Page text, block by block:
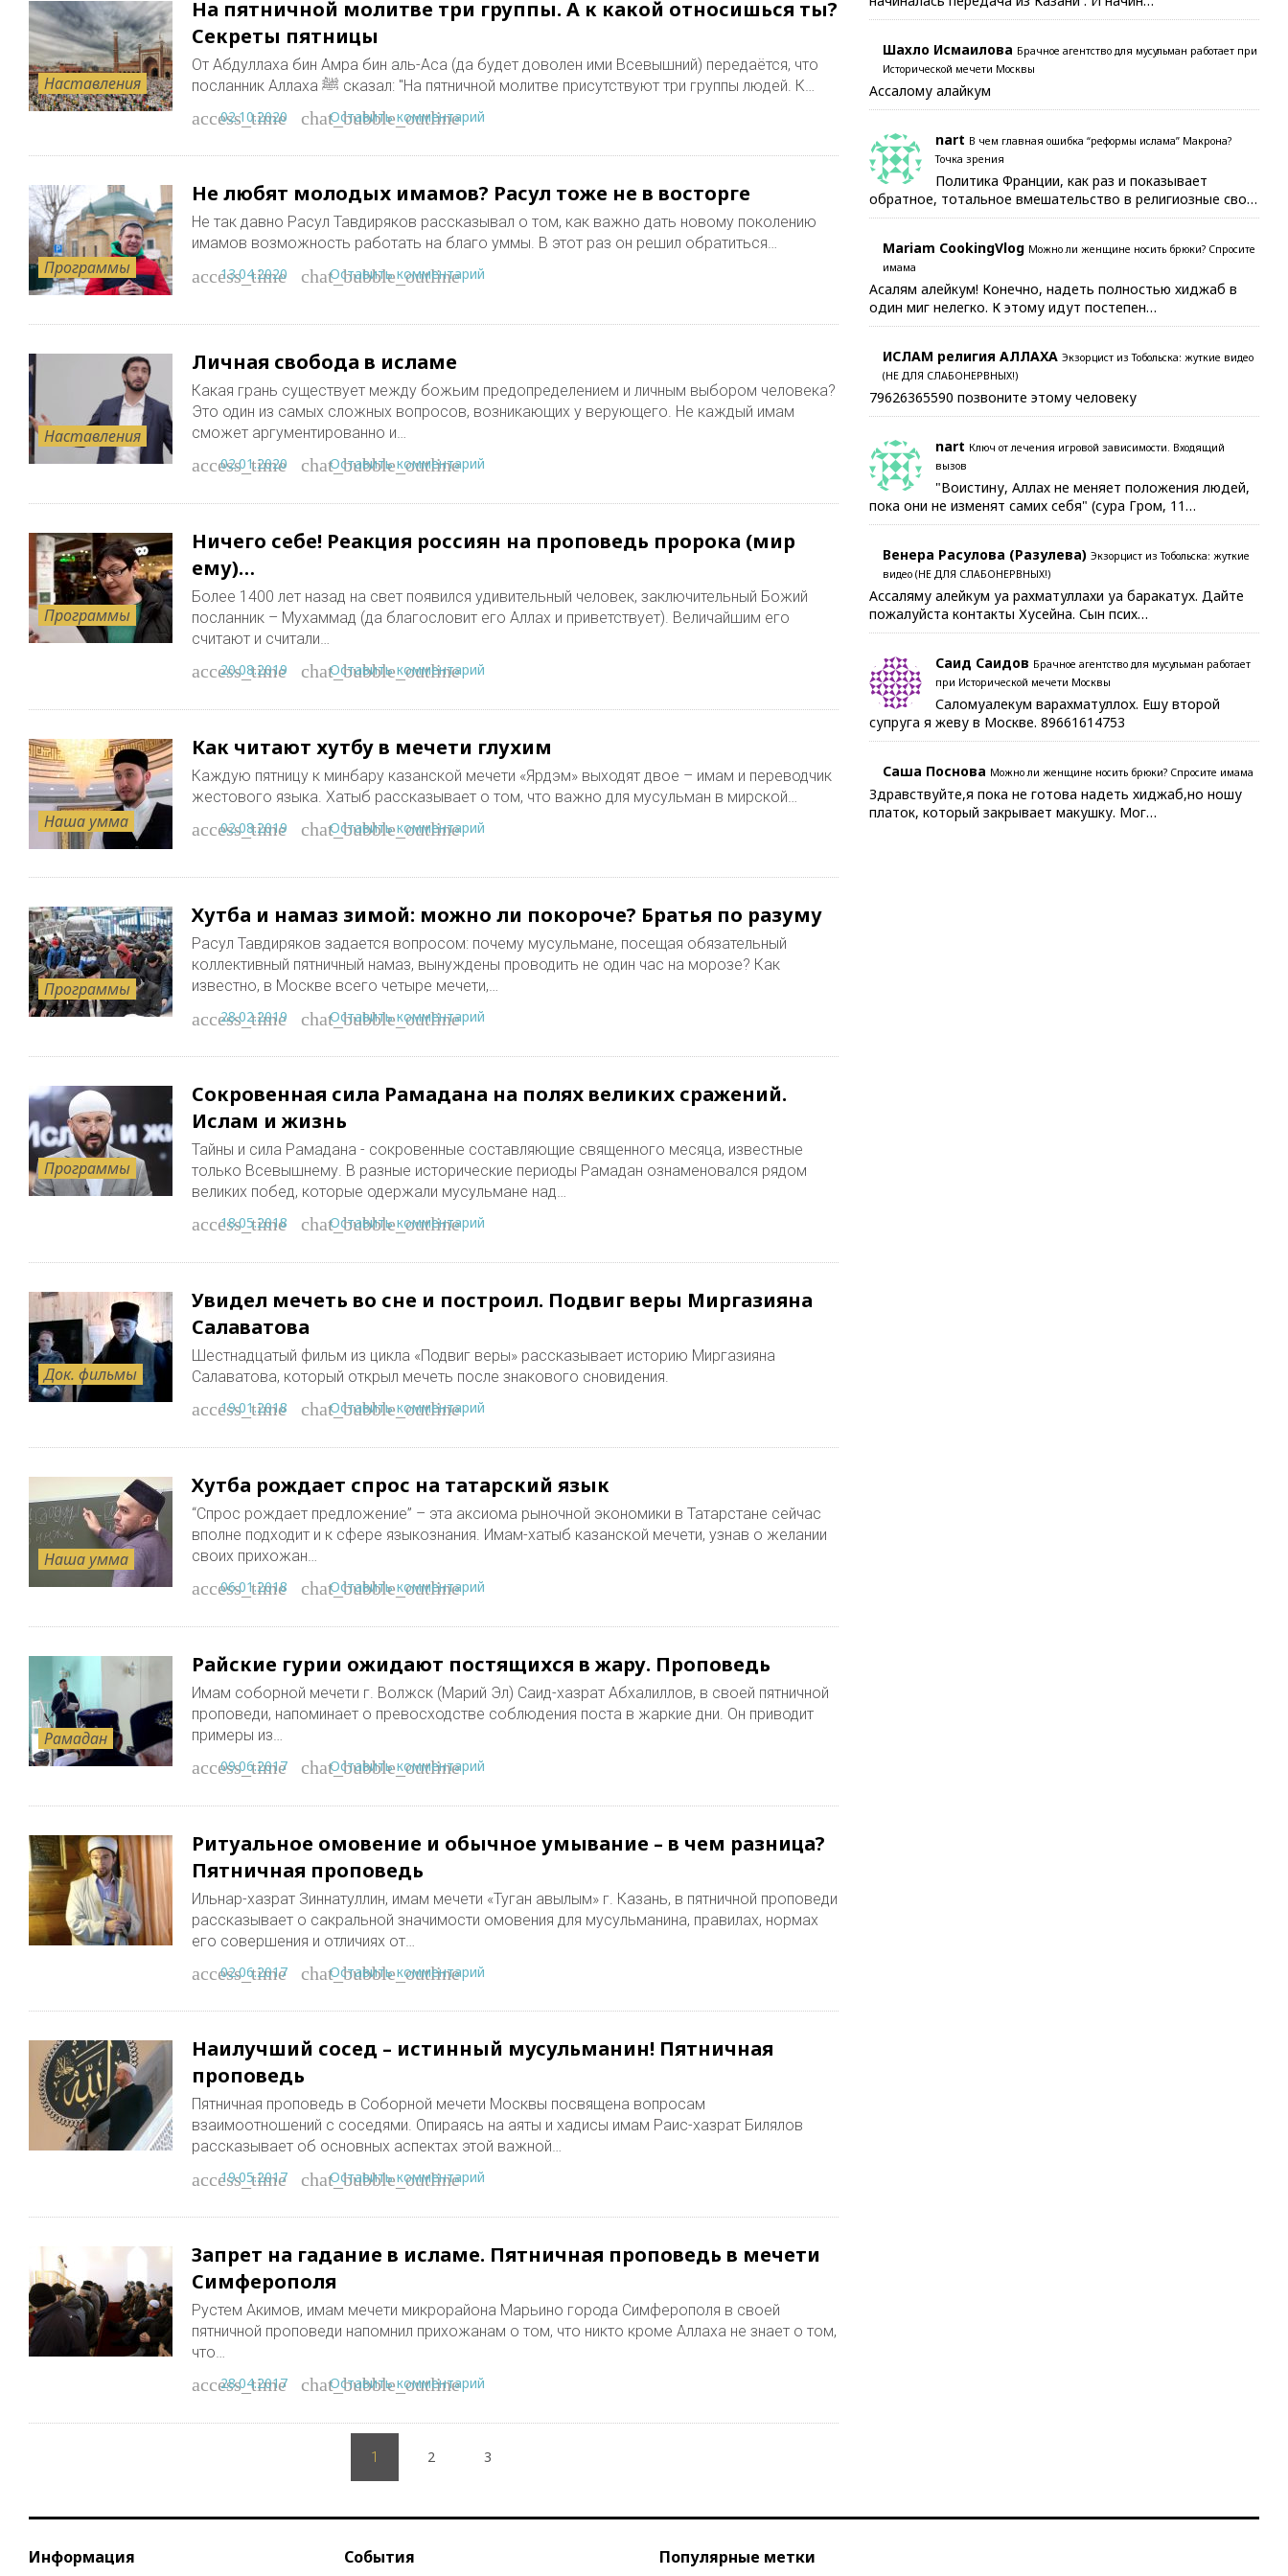
Наставления
На пятничной молитве три группы. А к какой относишься ты?
Секреты пятницы
От Абдуллаха бин Амра бин аль-Аса (да будет доволен ими Всевышний) передаётся, что
посланник Аллаха ﷺ сказал: "На пятничной молитве присутствуют три группы людей. К…
access_time
02.10.2020 chat_bubble_outline
Оставить комментарий
Программы
Не любят молодых имамов? Расул тоже не в восторге
Не так давно Расул Тавдиряков рассказывал о том, как важно дать новому поколению
имамов возможность работать на благо уммы. В этот раз он решил обратиться…
access_time
13.04.2020 chat_bubble_outline
Оставить комментарий
Наставления
Личная свобода в исламе
Какая грань существует между божьим предопределением и личным выбором человека?
Это один из самых сложных вопросов, возникающих у верующего. Не каждый имам
сможет аргументированно и…
access_time
02.01.2020 chat_bubble_outline
Оставить комментарий
Программы
Ничего себе! Реакция россиян на проповедь пророка (мир
ему)…
Более 1400 лет назад на свет появился удивительный человек, заключительный Божий
посланник – Мухаммад (да благословит его Аллах и приветствует). Величайшим его
считают и считали…
access_time
20.08.2019 chat_bubble_outline
Оставить комментарий
Наша умма
Как читают хутбу в мечети глухим
Каждую пятницу к минбару казанской мечети «Ярдэм» выходят двое – имам и переводчик
жестового языка. Хатыб рассказывает о том, что важно для мусульман в мирской…
access_time
02.08.2019 chat_bubble_outline
Оставить комментарий
Программы
Хутба и намаз зимой: можно ли покороче? Братья по разуму
Расул Тавдиряков задается вопросом: почему мусульмане, посещая обязательный
коллективный пятничный намаз, вынуждены проводить не один час на морозе? Как
известно, в Москве всего четыре мечети,…
access_time
28.02.2019 chat_bubble_outline
Оставить комментарий
Программы
Сокровенная сила Рамадана на полях великих сражений.
Ислам и жизнь
Тайны и сила Рамадана - сокровенные составляющие священного месяца, известные
только Всевышнему. В разные исторические периоды Рамадан ознаменовался рядом
великих побед, которые одержали мусульмане над…
access_time
18.05.2018 chat_bubble_outline
Оставить комментарий
Док. фильмы
Увидел мечеть во сне и построил. Подвиг веры Миргазияна
Салаватова
Шестнадцатый фильм из цикла «Подвиг веры» рассказывает историю Миргазияна
Салаватова, который открыл мечеть после знакового сновидения.
access_time
19.01.2018 chat_bubble_outline
Оставить комментарий
Наша умма
Хутба рождает спрос на татарский язык
“Спрос рождает предложение” – эта аксиома рыночной экономики в Татарстане сейчас
вполне подходит и к сфере языкознания. Имам-хатыб казанской мечети, узнав о желании
своих прихожан…
access_time
06.01.2018 chat_bubble_outline
Оставить комментарий
Рамадан
Райские гурии ожидают постящихся в жару. Проповедь
Имам соборной мечети г. Волжск (Марий Эл) Саид-хазрат Абхалиллов, в своей пятничной
проповеди, напоминает о превосходстве соблюдения поста в жаркие дни. Он приводит
примеры из…
access_time
09.06.2017 chat_bubble_outline
Оставить комментарий
Ритуальное омовение и обычное умывание – в чем разница?
Пятничная проповедь
Ильнар-хазрат Зиннатуллин, имам мечети «Туган авылым» г. Казань, в пятничной проповеди
рассказывает о сакральной значимости омовения для мусульманина, правилах, нормах
его совершения и отличиях от…
access_time
02.06.2017 chat_bubble_outline
Оставить комментарий
Наилучший сосед – истинный мусульманин! Пятничная
проповедь
Пятничная проповедь в Соборной мечети Москвы посвящена вопросам
взаимоотношений с соседями. Опираясь на аяты и хадисы имам Раис-хазрат Билялов
рассказывает об основных аспектах этой важной…
access_time
19.05.2017 chat_bubble_outline
Оставить комментарий
Запрет на гадание в исламе. Пятничная проповедь в мечети
Симферополя
Рустем Акимов, имам мечети микрорайона Марьино города Симферополя в своей
пятничной проповеди напомнил прихожанам о том, что никто кроме Аллаха не знает о том,
что…
access_time
28.04.2017 chat_bubble_outline
Оставить комментарий
1 2 3
Шахло Исмаилова Брачное агентство для мусульман работает при
Исторической мечети Москвы
Ассалому алайкум
nart В чем главная ошибка “реформы ислама” Макрона?
Точка зрения
Политика Франции, как раз и показывает
обратное, тотальное вмешательство в религиозные сво…
Mariam CookingVlog Можно ли женщине носить брюки? Спросите
имама
Асалям алейкум! Конечно, надеть полностью хиджаб в
один миг нелегко. К этому идут постепен…
ИСЛАМ религия АЛЛАХА Экзорцист из Тобольска: жуткие видео
(НЕ ДЛЯ СЛАБОНЕРВНЫХ!)
79626365590 позвоните этому человеку
nart Ключ от лечения игровой зависимости. Входящий
вызов
"Воистину, Аллах не меняет положения людей,
пока они не изменят самих себя" (сура Гром, 11…
Венера Расулова (Разулева) Экзорцист из Тобольска: жуткие
видео (НЕ ДЛЯ СЛАБОНЕРВНЫХ!)
Ассаляму алейкум уа рахматуллахи уа баракатух. Дайте
пожалуйста контакты Хусейна. Сын псих…
Саид Саидов Брачное агентство для мусульман работает
при Исторической мечети Москвы
Саломуалекум варахматуллох. Ешу второй
супруга я жеву в Москве. 89661614753
Саша Поснова Можно ли женщине носить брюки? Спросите имама
Здравствуйте,я пока не готова надеть хиджаб,но ношу
платок, который закрывает макушку. Мог…
Информация События Популярные метки